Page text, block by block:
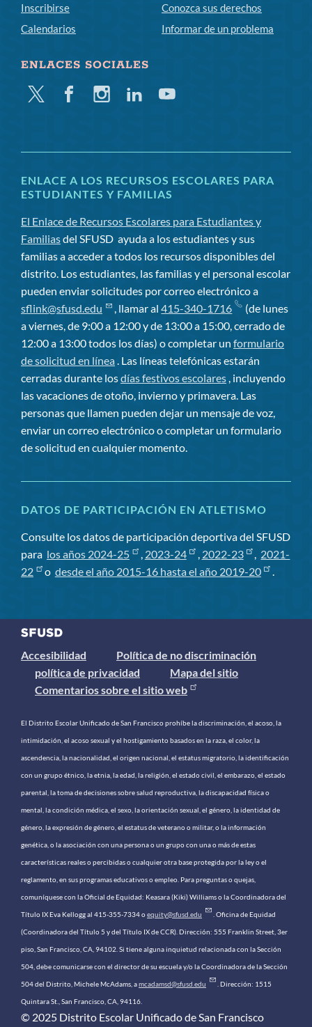
Inscribirse
Calendarios
Conozca sus derechos
Informar de un problema
ENLACES SOCIALES
Gorjeo FacebookInstagramLinkedInYouTube
ENLACE A LOS RECURSOS ESCOLARES PARA
ESTUDIANTES Y FAMILIAS
El Enlace de Recursos Escolares para Estudiantes y
Familiasdel SFUSD ayuda a los estudiantes y sus
familias a acceder a todos los recursos disponibles del
distrito. Los estudiantes, las familias y el personal escolar
pueden enviar solicitudes por correo electrónico a
sflink@sfusd.edu
, llamar al415-340-1716
(de lunes
a viernes, de 9:00 a 12:00 y de 13:00 a 15:00, cerrado de
12:00 a 13:00 todos los días) o completar un formulario
de solicitud en línea . Las líneas telefónicas estarán
cerradas durante losdías festivos escolares , incluyendo
las vacaciones de otoño, invierno y primavera. Las
personas que llamen pueden dejar un mensaje de voz,
enviar un correo electrónico o completar un formulario
de solicitud en cualquier momento.
DATOS DE PARTICIPACIÓN EN ATLETISMO
Consulte los datos de participación deportiva del SFUSD
para los años 2024-25 , 2023-24 , 2022-23 , 2021-
22
o desde el año 2015-16 hasta el año 2019-20 .
Accesibilidad
Política de no discriminación
política de privacidad
Mapa del sitio
Comentarios sobre el sitio web
El Distrito Escolar Unificado de San Francisco prohíbe la discriminación, el acoso, la
intimidación, el acoso sexual y el hostigamiento basados ​​en la raza, el color, la
ascendencia, la nacionalidad, el origen nacional, el estatus migratorio, la identificación
con un grupo étnico, la etnia, la edad, la religión, el estado civil, el embarazo, el estado
parental, la toma de decisiones sobre salud reproductiva, la discapacidad física o
mental, la condición médica, el sexo, la orientación sexual, el género, la identidad de
género, la expresión de género, el estatus de veterano o militar, o la información
genética, o la asociación con una persona o un grupo con una o más de estas
características reales o percibidas o cualquier otra base protegida por la ley o el
reglamento, en sus programas educativos o empleo. Para preguntas o quejas,
comuníquese con la Oficial de Equidad: Keasara (Kiki) Williams o la Coordinadora del
Título IX Eva Kellogg al 415-355-7334 oequity@sfusd.edu . Oficina de Equidad
(Coordinadora del Título 5 y del Título IX de CCR). Dirección: 555 Franklin Street, 3er
piso, San Francisco, CA, 94102. Si tiene alguna inquietud relacionada con la Sección
504, debe comunicarse con el director de su escuela y/o la Coordinadora de la Sección
504 del Distrito, Michele McAdams, amcadamsd@sfusd.edu . Dirección: 1515
Quintara St., San Francisco, CA, 94116.
© 2025 Distrito Escolar Unificado de San Francisco